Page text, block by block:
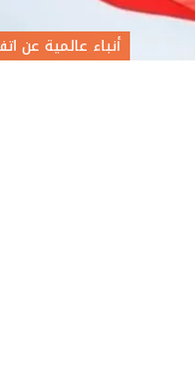
أنباء عالمية عن